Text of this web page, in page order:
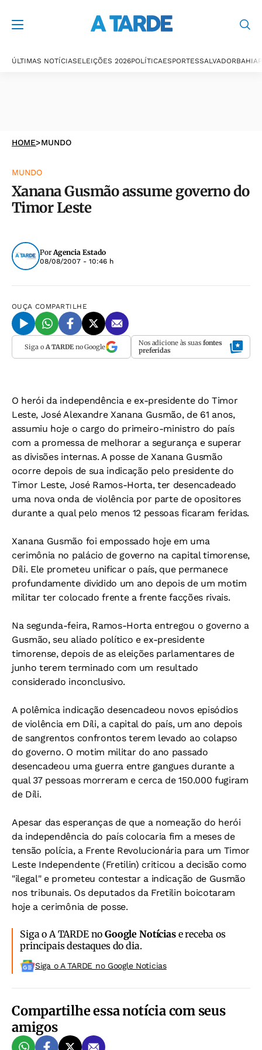
ÚLTIMAS NOTÍCIASELEIÇÕES 2026POLÍTICAESPORTESSALVADORBAHIA
HOME>MUNDO
MUNDO
Xanana Gusmão assume governo do
Timor Leste
PorAgencia Estado
08/08/2007 - 10:46 h
OUÇA COMPARTILHE
Siga o A TARDEno Google Nos adicione às suas fontes
preferidas
O herói da independência e ex-presidente do Timor
Leste, José Alexandre Xanana Gusmão, de 61 anos,
assumiu hoje o cargo do primeiro-ministro do país
com a promessa de melhorar a segurança e superar
as divisões internas. A posse de Xanana Gusmão
ocorre depois de sua indicação pelo presidente do
Timor Leste, José Ramos-Horta, ter desencadeado
uma nova onda de violência por parte de opositores
durante a qual pelo menos 12 pessoas ficaram feridas.
Xanana Gusmão foi empossado hoje em uma
cerimônia no palácio de governo na capital timorense,
Díli. Ele prometeu unificar o país, que permanece
profundamente dividido um ano depois de um motim
militar ter colocado frente a frente facções rivais.
Na segunda-feira, Ramos-Horta entregou o governo a
Gusmão, seu aliado político e ex-presidente
timorense, depois de as eleições parlamentares de
junho terem terminado com um resultado
considerado inconclusivo.
A polêmica indicação desencadeou novos episódios
de violência em Díli, a capital do país, um ano depois
de sangrentos confrontos terem levado ao colapso
do governo. O motim militar do ano passado
desencadeou uma guerra entre gangues durante a
qual 37 pessoas morreram e cerca de 150.000 fugiram
de Díli.
Apesar das esperanças de que a nomeação do herói
da independência do país colocaria fim a meses de
tensão polícia, a Frente Revolucionária para um Timor
Leste Independente (Fretilin) criticou a decisão como
"ilegal" e prometeu contestar a indicação de Gusmão
nos tribunais. Os deputados da Fretilin boicotaram
hoje a cerimônia de posse.
Siga o A TARDE noGoogle Notíciase receba os
principais destaques do dia.
Siga o A TARDE no Google Noticias
Compartilhe essa notícia com seus
amigos